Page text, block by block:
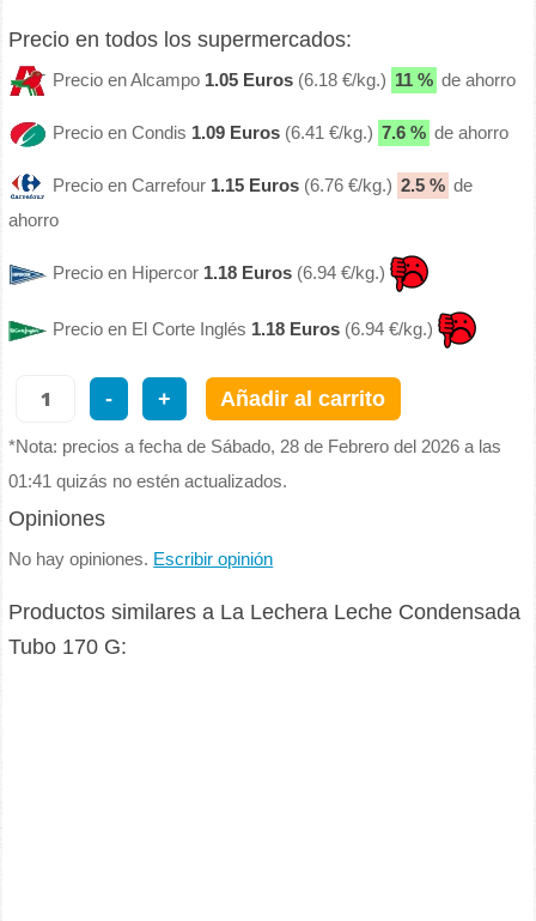
Precio en todos los supermercados:
Precio en Alcampo 1.05 Euros (6.18 €/kg.) 11 % de ahorro
Precio en Condis 1.09 Euros (6.41 €/kg.) 7.6 % de ahorro
Precio en Carrefour 1.15 Euros (6.76 €/kg.) 2.5 % de
ahorro
Precio en Hipercor 1.18 Euros (6.94 €/kg.)
Precio en El Corte Inglés 1.18 Euros (6.94 €/kg.)
- + Añadir al carrito
*Nota: precios a fecha de Sábado, 28 de Febrero del 2026 a las
01:41 quizás no estén actualizados.
Opiniones
No hay opiniones. Escribir opinión
Productos similares a La Lechera Leche Condensada
Tubo 170 G: